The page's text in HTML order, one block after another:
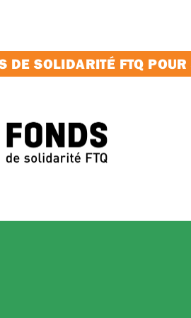
DE SOLIDARITÉ FTQ